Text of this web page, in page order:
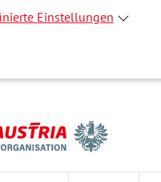
Einstellungen